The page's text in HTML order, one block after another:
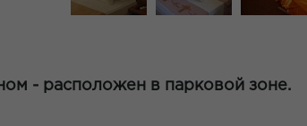
- расположен в парковой зоне.